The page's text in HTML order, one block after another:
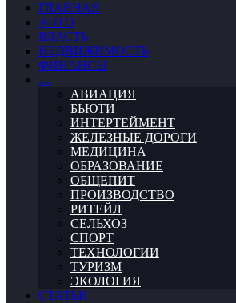
ГЛАВНАЯ
АВТО
ВЛАСТЬ
НЕДВИЖИМОСТЬ
ФИНАНСЫ
…
АВИАЦИЯ
БЬЮТИ
ИНТЕРТЕЙМЕНТ
ЖЕЛЕЗНЫЕ ДОРОГИ
МЕДИЦИНА
ОБРАЗОВАНИЕ
ОБЩЕПИТ
ПРОИЗВОДСТВО
РИТЕЙЛ
СЕЛЬХОЗ
СПОРТ
ТЕХНОЛОГИИ
ТУРИЗМ
ЭКОЛОГИЯ
СТАТЬИ